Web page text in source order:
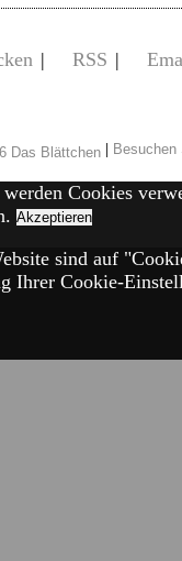
| RSS |
|
Cookies
Akzeptieren
sind auf
Ihrer Cookie-